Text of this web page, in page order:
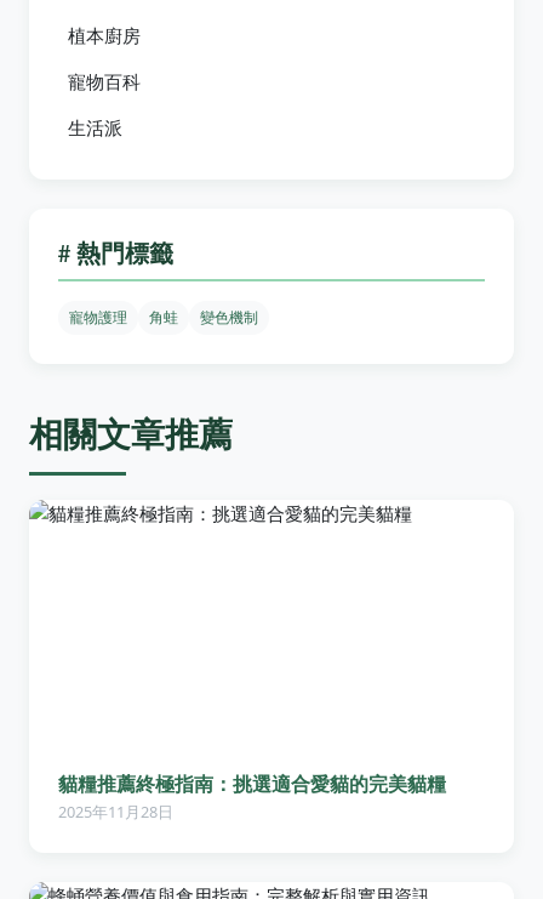
植本廚房
寵物百科
生活派
# 熱門標籤
寵物護理 角蛙 變色機制
相關文章推薦
貓糧推薦終極指南：挑選適合愛貓的完美貓糧
2025年11月28日